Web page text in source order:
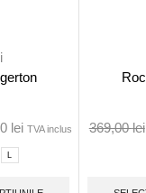
lei TVA inclus 369,00lei